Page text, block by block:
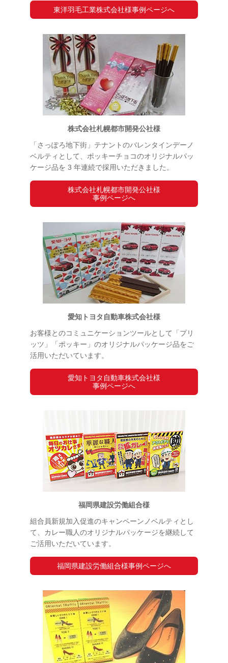
東洋羽毛工業株式会社様事例ページへ
株式会社札幌都市開発公社様
「さっぽろ地下街」テナントのバレンタインデーノ
ベルティとして、ポッキーチョコのオリジナルパッ
ケージ品を 3 年連続で採用いただきました。
株式会社札幌都市開発公社様
事例ページへ
愛知トヨタ自動車株式会社様
お客様とのコミュニケーションツールとして「プリ
ッツ」「ポッキー」のオリジナルパッケージ品をご
活用いただいています。
愛知トヨタ自動車株式会社様
事例ページへ
福岡県建設労働組合様
組合員新規加入促進のキャンペーンノベルティとし
て、カレー職人のオリジナルパッケージを継続して
ご活用いただいています。
福岡県建設労働組合様事例ページへ